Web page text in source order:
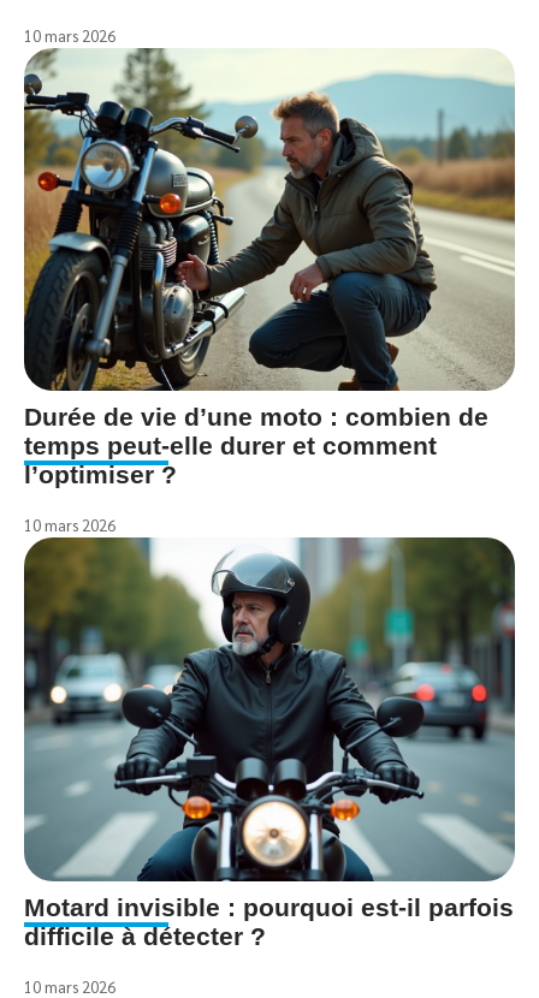
10 mars 2026
Durée de vie d’une moto : combien de
temps peut-elle durer et comment
l’optimiser ?
10 mars 2026
Motard invisible : pourquoi est-il parfois
difficile à détecter ?
10 mars 2026